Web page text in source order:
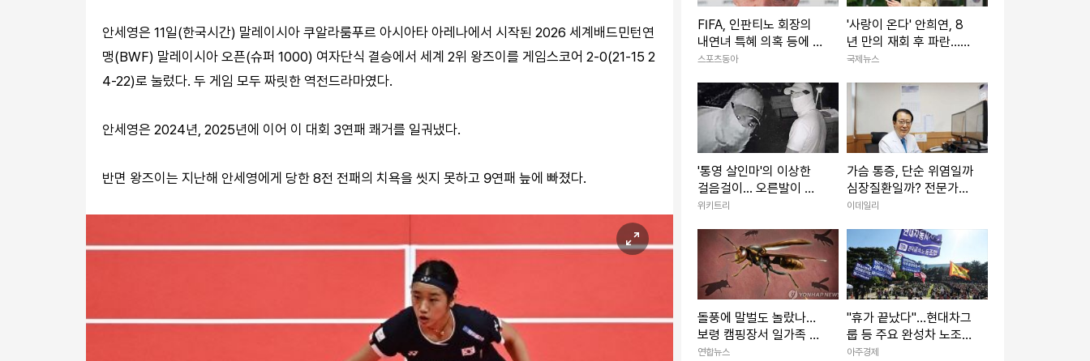
안세영은 11일(한국시간) 말레이시아 쿠알라룸푸르 아시아타 아레나에서 시작된 2026 세계배드민턴연
맹(BWF) 말레이시아 오픈(슈퍼 1000) 여자단식 결승에서 세계 2위 왕즈이를 게임스코어 2-0(21-15 2
4-22)로 눌렀다. 두 게임 모두 짜릿한 역전드라마였다.
안세영은 2024년, 2025년에 이어 이 대회 3연패 쾌거를 일궈냈다.
반면 왕즈이는 지난해 안세영에게 당한 8전 전패의 치욕을 씻지 못하고 9연패 늪에 빠졌다.
FIFA, 인판티노 회장의
내연녀 특혜 의혹 등에 성
명서 통해 대응…“선동-
겠다”
스포츠동아
'사랑이 온다' 안희연, 8
년 만의 재회 후 파란…
하석진X윤하빈 독대
국제뉴스
'통영 살인마'의 이상한
걸음걸이... 오른발이 평
발 (신고금 1억)
위키트리
가슴 통증, 단순 위염일까
심장질환일까? 전문가가
말하는 구분법
이데일리
돌풍에 말벌도 놀랐나…
보령 캠핑장서 일가족 등
7명 벌 쏘임
연합뉴스
"휴가 끝났다"…현대차그
룹 등 주요 완성차 노조
'하투' 재개
아주경제